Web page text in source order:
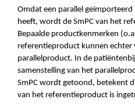
Omdat een parallel geïmporteerd
heeft, wordt de SmPC van het
Bepaalde productkenmerken
referentieproduct kunnen echter
parallelproduct. In de
samenstelling van het
SmPC wordt getoond, betekent
van het referentieproduct is